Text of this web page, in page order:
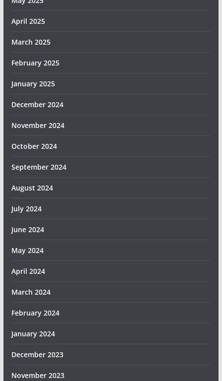
April 2025
March 2025
February 2025
January 2025
December 2024
November 2024
October 2024
September 2024
August 2024
July 2024
June 2024
May 2024
April 2024
March 2024
February 2024
January 2024
December 2023
November 2023